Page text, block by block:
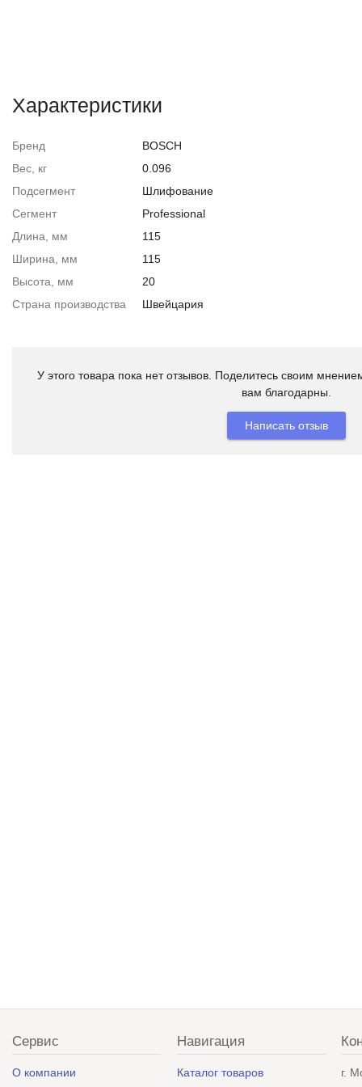
Характеристики
Бренд
BOSCH
Вес, кг
0.096
Подсегмент
Шлифование
Сегмент
Professional
Длина, мм
115
Ширина, мм
115
Высота, мм
20
Страна производства
Швейцария
У этого товара пока нет отзывов. Поделитесь своим
вам благодарны.
Написать отзыв
Сервис
О компании
Навигация
Каталог товаров
г.